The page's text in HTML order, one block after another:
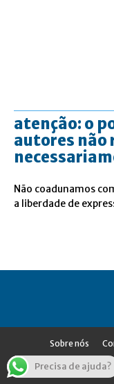
atenção: o
autores não
Não coadunamos
a liberdade de
Sobre nós
© Jures -
Precisa de ajuda?